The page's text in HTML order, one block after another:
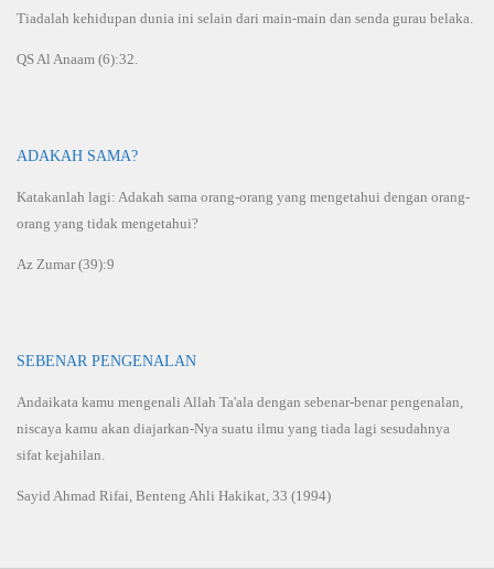
Tiadalah kehidupan dunia ini selain dari main-main dan senda gurau belaka.
QS Al Anaam (6):32.
ADAKAH SAMA?
Katakanlah lagi: Adakah sama orang-orang yang mengetahui dengan orang-
orang yang tidak mengetahui?
Az Zumar (39):9
SEBENAR PENGENALAN
Andaikata kamu mengenali Allah Ta'ala dengan sebenar-benar pengenalan,
niscaya kamu akan diajarkan-Nya suatu ilmu yang tiada lagi sesudahnya
sifat kejahilan.
Sayid Ahmad Rifai, Benteng Ahli Hakikat, 33 (1994)